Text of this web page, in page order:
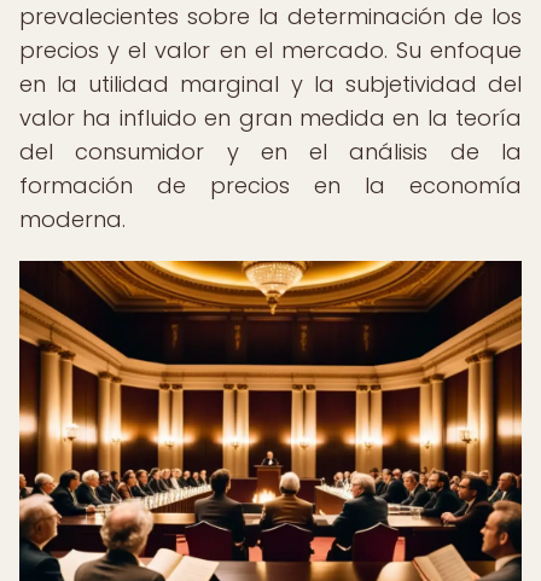
prevalecientes sobre la determinación de los
precios y el valor en el mercado. Su enfoque
en la utilidad marginal y la subjetividad del
valor ha influido en gran medida en la teoría
del consumidor y en el análisis de la
formación de precios en la economía
moderna.